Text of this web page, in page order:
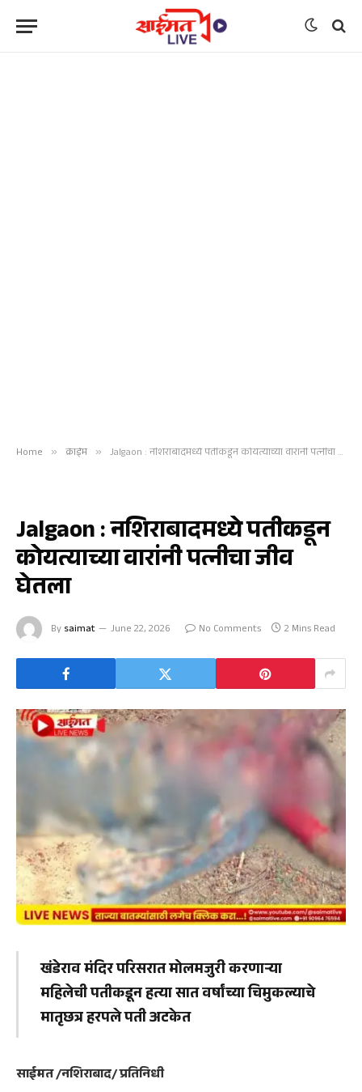
Home » क्राईम » Jalgaon : नशिराबादमध्ये पतीकडून कोयत्याच्या वारांनी पत्नीचा जीव घेतला
Jalgaon : नशिराबादमध्ये पतीकडून
कोयत्याच्या वारांनी पत्नीचा जीव
घेतला
By saimat June 22, 2026 No Comments 2 Mins Read
खंडेराव मंदिर परिसरात मोलमजुरी करणाऱ्या
महिलेची पतीकडून हत्या सात वर्षांच्या चिमुकल्याचे
मातृछत्र हरपले पती अटकेत
साईमत /नशिराबाद/ प्रतिनिधी